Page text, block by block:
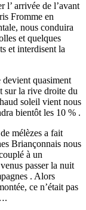
l’ arrivée de l’avant
Fromme en
nous conduira
et quelques
et interdisent la
quasiment
sur la rive droite du
soleil vient nous
bientôt les 10 % .
mélèzes a fait
Briançonnais nous
à un
passer la nuit
. Alors
ce n’était pas